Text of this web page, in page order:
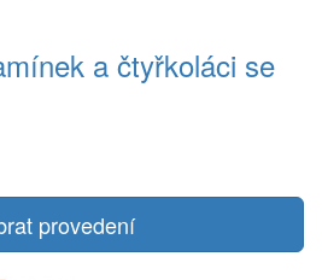
a čtyřkoláci se
provedení